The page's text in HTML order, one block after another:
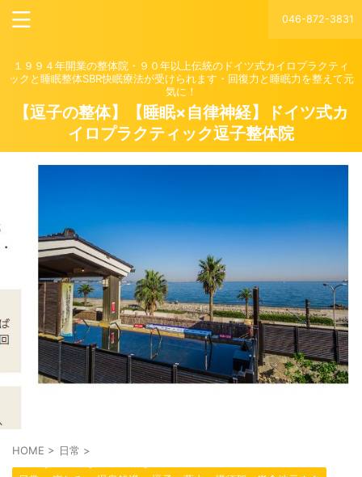
046-872-3831
１９９４年開業の整体院・９０年以上伝統のドイツ式カイロプラクティ
ックと睡眠整体SBR快眠療法が受けられます・回復力と睡眠力を整えて元
気に！
【逗子の整体】【睡眠×自律神経】ドイツ式カ
イロプラクティック逗子整体院
HOME > 日常 >